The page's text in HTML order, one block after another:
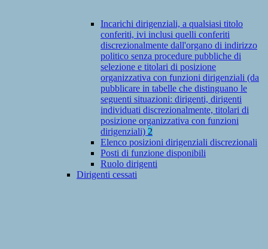
Incarichi dirigenziali, a qualsiasi titolo
conferiti, ivi inclusi quelli conferiti
discrezionalmente dall'organo di indirizzo
politico senza procedure pubbliche di
selezione e titolari di posizione
organizzativa con funzioni dirigenziali (da
pubblicare in tabelle che distinguano le
seguenti situazioni: dirigenti, dirigenti
individuati discrezionalmente, titolari di
posizione organizzativa con funzioni
dirigenziali) 2
Elenco posizioni dirigenziali discrezionali
Posti di funzione disponibili
Ruolo dirigenti
Dirigenti cessati